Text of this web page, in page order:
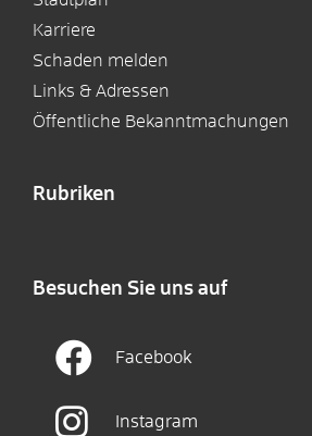
Karriere
Schaden melden
Links & Adressen
Öffentliche Bekanntmachungen
Rubriken
Besuchen Sie uns auf
Facebook
Instagram